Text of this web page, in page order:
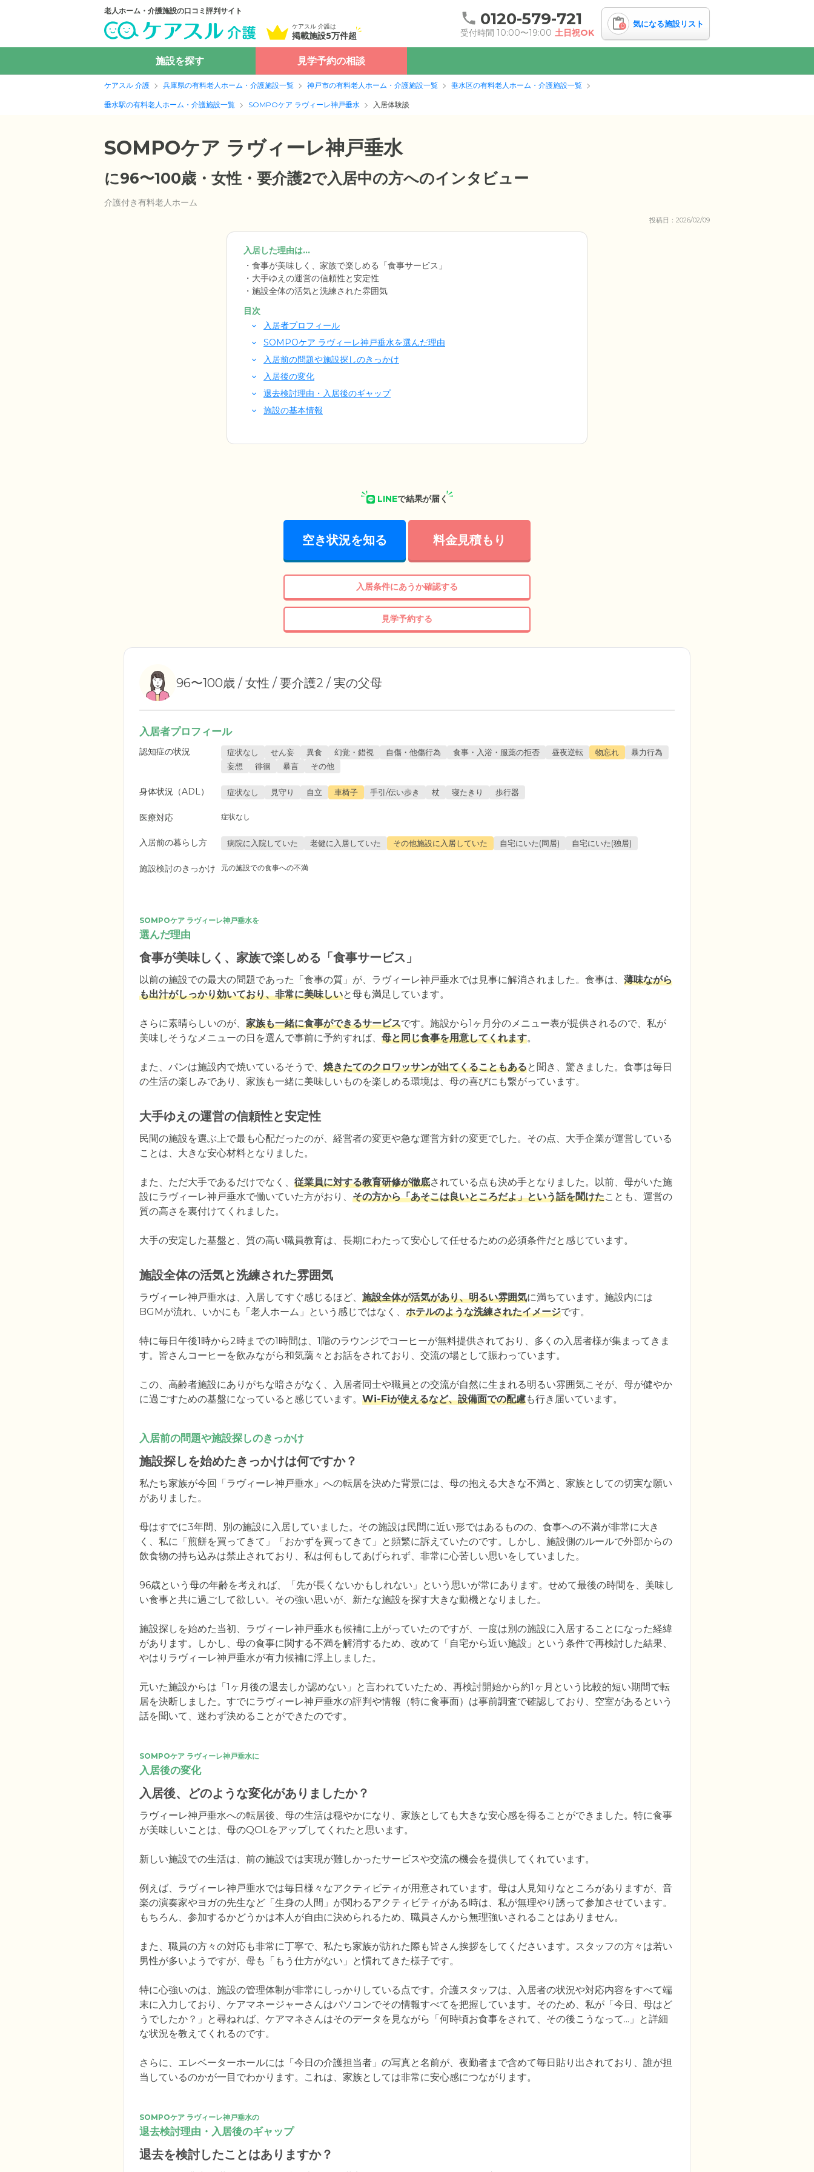
老人ホーム・介護施設の口コミ評判サイト
ケアスル 介護は
掲載施設5万件超
0120-579-721
受付時間 10:00〜19:00 土日祝OK
0 気になる施設リスト
施設を探す 見学予約の相談
ケアスル 介護 兵庫県の有料老人ホーム・介護施設一覧 神戸市の有料老人ホーム・介護施設一覧 垂水区の有料老人ホーム・介護施設一覧
垂水駅の有料老人ホーム・介護施設一覧 SOMPOケア ラヴィーレ神戸垂水 入居体験談
SOMPOケア ラヴィーレ神戸垂水
に96〜100歳・女性・要介護2で入居中の方へのインタビュー
介護付き有料老人ホーム
投稿日：2026/02/09
入居した理由は...
食事が美味しく、家族で楽しめる「食事サービス」
大手ゆえの運営の信頼性と安定性
施設全体の活気と洗練された雰囲気
目次
入居者プロフィール
SOMPOケア ラヴィーレ神戸垂水を選んだ理由
入居前の問題や施設探しのきっかけ
入居後の変化
退去検討理由・入居後のギャップ
施設の基本情報
LINEで結果が届く
空き状況を知る 料金見積もり
入居条件にあうか確認する
見学予約する
96〜100歳 / 女性 / 要介護2 / 実の父母
入居者プロフィール
認知症の状況 症状なし せん妄 異食 幻覚・錯視 自傷・他傷行為 食事・入浴・服薬の拒否 昼夜逆転 物忘れ
暴力行為
妄想
徘徊 暴言 その他
身体状況（ADL） 症状なし 見守り 自立 車椅子 手引/伝い歩き 杖 寝たきり 歩行器
医療対応 症状なし
入居前の暮らし方 病院に入院していた 老健に入居していた その他施設に入居していた 自宅にいた(同居) 自宅にいた(独居)
施設検討のきっかけ 元の施設での食事への不満
SOMPOケア ラヴィーレ神戸垂水を
選んだ理由
食事が美味しく、家族で楽しめる「食事サービス」
以前の施設での最大の問題であった「食事の質」が、ラヴィーレ神戸垂水では見事に解消されました。食事は、 薄味ながら
も出汁がしっかり効いており、非常に美味しいと母も満足しています。
さらに素晴らしいのが、 家族も一緒に食事ができるサービスです。施設から1ヶ月分のメニュー表が提供されるので、私が
美味しそうなメニューの日を選んで事前に予約すれば、 母と同じ食事を用意してくれます。
また、パンは施設内で焼いているそうで、 焼きたてのクロワッサンが出てくることもあると聞き、驚きました。食事は毎日
の生活の楽しみであり、家族も一緒に美味しいものを楽しめる環境は、母の喜びにも繋がっています。
大手ゆえの運営の信頼性と安定性
民間の施設を選ぶ上で最も心配だったのが、経営者の変更や急な運営方針の変更でした。その点、大手企業が運営している
ことは、大きな安心材料となりました。
また、ただ大手であるだけでなく、 従業員に対する教育研修が徹底されている点も決め手となりました。以前、母がいた施
設にラヴィーレ神戸垂水で働いていた方がおり、 その方から「あそこは良いところだよ」という話を聞けたことも、運営の
質の高さを裏付けてくれました。
大手の安定した基盤と、質の高い職員教育は、長期にわたって安心して任せるための必須条件だと感じています。
施設全体の活気と洗練された雰囲気
ラヴィーレ神戸垂水は、入居してすぐ感じるほど、 施設全体が活気があり、明るい雰囲気に満ちています。施設内には
BGMが流れ、いかにも「老人ホーム」という感じではなく、 ホテルのような洗練されたイメージです。
特に毎日午後1時から2時までの1時間は、1階のラウンジでコーヒーが無料提供されており、多くの入居者様が集まってきま
す。皆さんコーヒーを飲みながら和気藹々とお話をされており、交流の場として賑わっています。
この、高齢者施設にありがちな暗さがなく、入居者同士や職員との交流が自然に生まれる明るい雰囲気こそが、母が健やか
に過ごすための基盤になっていると感じています。 Wi-Fiが使えるなど、設備面での配慮も行き届いています。
入居前の問題や施設探しのきっかけ
施設探しを始めたきっかけは何ですか？
私たち家族が今回「ラヴィーレ神戸垂水」への転居を決めた背景には、母の抱える大きな不満と、家族としての切実な願い
がありました。
母はすでに3年間、別の施設に入居していました。その施設は民間に近い形ではあるものの、食事への不満が非常に大き
く、私に「煎餅を買ってきて」「おかずを買ってきて」と頻繁に訴えていたのです。しかし、施設側のルールで外部からの
飲食物の持ち込みは禁止されており、私は何もしてあげられず、非常に心苦しい思いをしていました。
96歳という母の年齢を考えれば、「先が長くないかもしれない」という思いが常にあります。せめて最後の時間を、美味し
い食事と共に過ごして欲しい。その強い思いが、新たな施設を探す大きな動機となりました。
施設探しを始めた当初、ラヴィーレ神戸垂水も候補に上がっていたのですが、一度は別の施設に入居することになった経緯
があります。しかし、母の食事に関する不満を解消するため、改めて「自宅から近い施設」という条件で再検討した結果、
やはりラヴィーレ神戸垂水が有力候補に浮上しました。
元いた施設からは「1ヶ月後の退去しか認めない」と言われていたため、再検討開始から約1ヶ月という比較的短い期間で転
居を決断しました。すでにラヴィーレ神戸垂水の評判や情報（特に食事面）は事前調査で確認しており、空室があるという
話を聞いて、迷わず決めることができたのです。
SOMPOケア ラヴィーレ神戸垂水に
入居後の変化
入居後、どのような変化がありましたか？
ラヴィーレ神戸垂水への転居後、母の生活は穏やかになり、家族としても大きな安心感を得ることができました。特に食事
が美味しいことは、母のQOLをアップしてくれたと思います。
新しい施設での生活は、前の施設では実現が難しかったサービスや交流の機会を提供してくれています。
例えば、ラヴィーレ神戸垂水では毎日様々なアクティビティが用意されています。母は人見知りなところがありますが、音
楽の演奏家やヨガの先生など「生身の人間」が関わるアクティビティがある時は、私が無理やり誘って参加させています。
もちろん、参加するかどうかは本人が自由に決められるため、職員さんから無理強いされることはありません。
また、職員の方々の対応も非常に丁寧で、私たち家族が訪れた際も皆さん挨拶をしてくださいます。スタッフの方々は若い
男性が多いようですが、母も「もう仕方がない」と慣れてきた様子です。
特に心強いのは、施設の管理体制が非常にしっかりしている点です。介護スタッフは、入居者の状況や対応内容をすべて端
末に入力しており、ケアマネージャーさんはパソコンでその情報すべてを把握しています。そのため、私が「今日、母はど
うでしたか？」と尋ねれば、ケアマネさんはそのデータを見ながら「何時頃お食事をされて、その後こうなって...」と詳細
な状況を教えてくれるのです。
さらに、エレベーターホールには「今日の介護担当者」の写真と名前が、夜勤者まで含めて毎日貼り出されており、誰が担
当しているのかが一目でわかります。これは、家族としては非常に安心感につながります。
SOMPOケア ラヴィーレ神戸垂水の
退去検討理由・入居後のギャップ
退去を検討したことはありますか？